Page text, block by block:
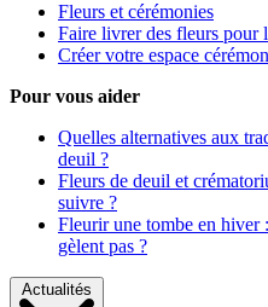
Fleurs et cérémonies
Faire livrer des fleurs pour
Créer votre espace
Pour vous aider
Quelles alternatives aux
deuil ?
Fleurs de deuil et
suivre ?
Fleurir une tombe en hiver
gèlent pas ?
Actualités